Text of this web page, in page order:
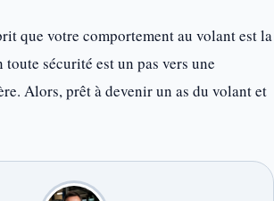
que votre comportement au volant est la
sécurité est un pas vers une
Alors, prêt à devenir un as du volant et